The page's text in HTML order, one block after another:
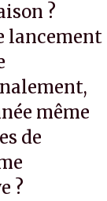
?
lancement
même
de
?